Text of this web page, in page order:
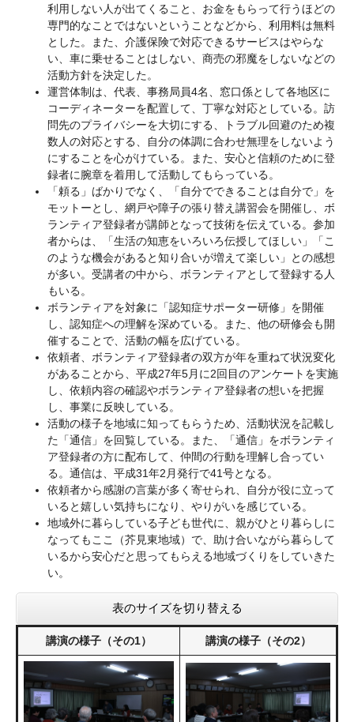
利用しない人が出てくること、お金をもらって行うほどの
専門的なことではないということなどから、利用料は無料
とした。また、介護保険で対応できるサービスはやらな
い、車に乗せることはしない、商売の邪魔をしないなどの
活動方針を決定した。
運営体制は、代表、事務局員4名、窓口係として各地区に
コーディネーターを配置して、丁寧な対応としている。訪
問先のプライバシーを大切にする、トラブル回避のため複
数人の対応とする、自分の体調に合わせ無理をしないよう
にすることを心がけている。また、安心と信頼のために登
録者に腕章を着用して活動してもらっている。
「頼る」ばかりでなく、「自分でできることは自分で」を
モットーとし、網戸や障子の張り替え講習会を開催し、ボ
ランティア登録者が講師となって技術を伝えている。参加
者からは、「生活の知恵をいろいろ伝授してほしい」「こ
のような機会があると知り合いが増えて楽しい」との感想
が多い。受講者の中から、ボランティアとして登録する人
もいる。
ボランティアを対象に「認知症サポーター研修」を開催
し、認知症への理解を深めている。また、他の研修会も開
催することで、活動の幅を広げている。
依頼者、ボランティア登録者の双方が年を重ねて状況変化
があることから、平成27年5月に2回目のアンケートを実施
し、依頼内容の確認やボランティア登録者の想いを把握
し、事業に反映している。
活動の様子を地域に知ってもらうため、活動状況を記載し
た「通信」を回覧している。また、「通信」をボランティ
ア登録者の方に配布して、仲間の行動を理解し合ってい
る。通信は、平成31年2月発行で41号となる。
依頼者から感謝の言葉が多く寄せられ、自分が役に立って
いると嬉しい気持ちになり、やりがいを感じている。
地域外に暮らしている子ども世代に、親がひとり暮らしに
なってもここ（芥見東地域）で、助け合いながら暮らして
いるから安心だと思ってもらえる地域づくりをしていきた
い。
表のサイズを切り替える
講演の様子（その1） 講演の様子（その2）